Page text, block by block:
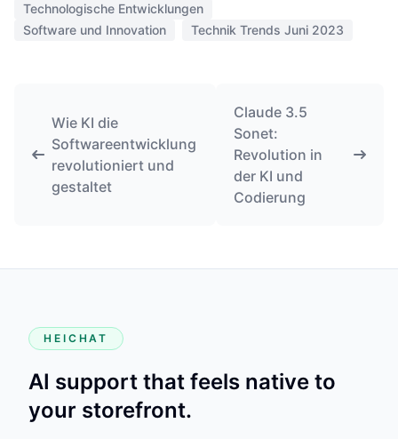
Technologische Entwicklungen
Software und Innovation
Technik Trends Juni 2023
Wie KI die
Softwareentwicklung
revolutioniert und
gestaltet
Claude 3.5
Sonet:
Revolution in
der KI und
Codierung
HEICHAT
AI support that feels native to
your storefront.